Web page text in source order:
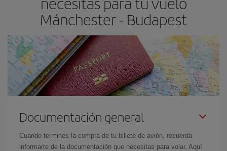
Mánchester - Budapest
Documentación general
Cuando termines la compra de tu billete de avión, recuerda
informarte de la documentación que necesitas para volar. Aquí